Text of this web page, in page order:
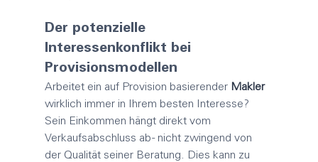
Der potenzielle
Interessenkonflikt bei
Provisionsmodellen
Arbeitet ein auf Provision basierender Makler
wirklich immer in Ihrem besten Interesse?
Sein Einkommen hängt direkt vom
Verkaufsabschluss ab - nicht zwingend von
der Qualität seiner Beratung. Dies kann zu